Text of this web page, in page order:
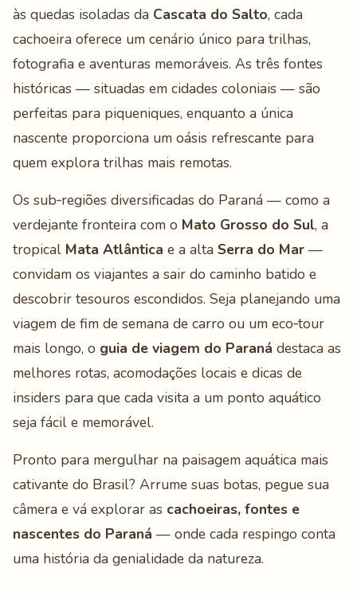
às quedas isoladas da Cascata do Salto, cada
cachoeira oferece um cenário único para trilhas,
fotografia e aventuras memoráveis. As três fontes
históricas — situadas em cidades coloniais — são
perfeitas para piqueniques, enquanto a única
nascente proporciona um oásis refrescante para
quem explora trilhas mais remotas.
Os sub‑regiões diversificadas do Paraná — como a
verdejante fronteira com o Mato Grosso do Sul, a
tropical Mata Atlântica e a alta Serra do Mar —
convidam os viajantes a sair do caminho batido e
descobrir tesouros escondidos. Seja planejando uma
viagem de fim de semana de carro ou um eco‑tour
mais longo, o guia de viagem do Paraná destaca as
melhores rotas, acomodações locais e dicas de
insiders para que cada visita a um ponto aquático
seja fácil e memorável.
Pronto para mergulhar na paisagem aquática mais
cativante do Brasil? Arrume suas botas, pegue sua
câmera e vá explorar as cachoeiras, fontes e
nascentes do Paraná — onde cada respingo conta
uma história da genialidade da natureza.